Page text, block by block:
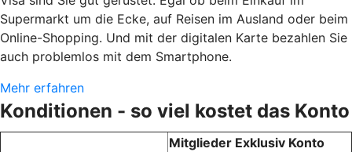
Supermarkt um die Ecke, auf Reisen im Ausland oder beim
Online-Shopping. Und mit der digitalen Karte bezahlen Sie
auch problemlos mit dem Smartphone.
Mehr erfahren
Konditionen - so viel kostet das Konto
Mitglieder Exklusiv Konto